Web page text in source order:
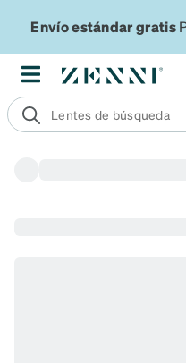
Envío estándar gratis